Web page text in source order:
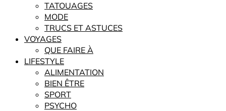
TATOUAGES
MODE
TRUCS ET ASTUCES
VOYAGES
QUE FAIRE À
LIFESTYLE
ALIMENTATION
BIEN ÊTRE
SPORT
PSYCHO